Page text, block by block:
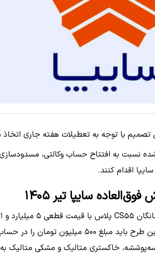
تصمیم با توجه به تعطیلات هفته جاری
نسبت به افتتاح حساب وکالتی،
اقدام کنند.
سایپا تیر ۱۴۰۵
عرضه می‌شود. متقاضیان برای شرکت در این طرح باید
خاکستری متالیک و مشکی متالیک